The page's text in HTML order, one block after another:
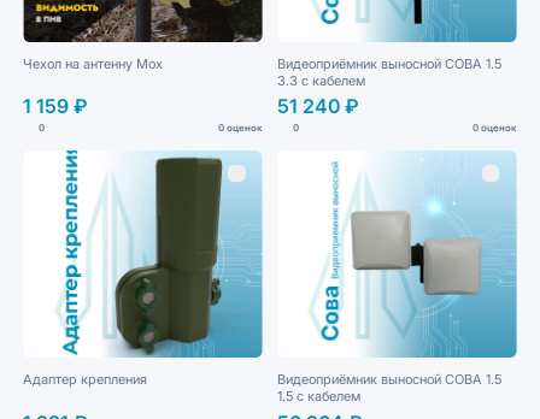
Чехол на антенну Мох
1 159 ₽
0 0 оценок
Видеоприёмник выносной СОВА 1.5
3.3 с кабелем
51 240 ₽
0 0 оценок
Адаптер крепления
Видеоприёмник выносной СОВА 1.5
1.5 с кабелем